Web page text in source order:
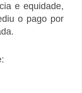
e equidade,
o pago por